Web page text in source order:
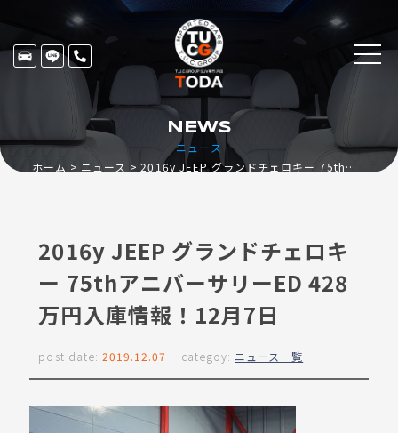
ニュース
NEWS
ホーム ニュース 2016y JEEP グランドチェロキー 75thアニバーサリーED 428万円入庫情報！12月7日
2016y JEEP グランドチェロキ
ー 75thアニバーサリーED 428
万円入庫情報！12月7日
post date: 2019.12.07 categoy: ニュース一覧